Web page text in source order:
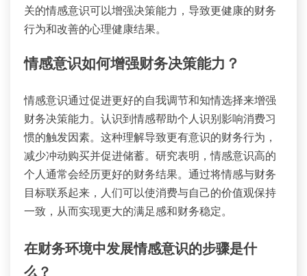
关的情感意识可以增强决策能力，导致更健康的财务
行为和改善的心理健康结果。
情感意识如何增强财务决策能力？
情感意识通过促进更好的自我调节和知情选择来增强
财务决策能力。认识到情感帮助个人识别影响消费习
惯的触发因素。这种理解导致更有意识的财务行为，
减少冲动购买并促进储蓄。研究表明，情感意识高的
个人通常会经历更好的财务结果。通过将情感与财务
目标联系起来，人们可以使消费与自己的价值观保持
一致，从而实现更大的满足感和财务稳定。
在财务环境中发展情感意识的步骤是什